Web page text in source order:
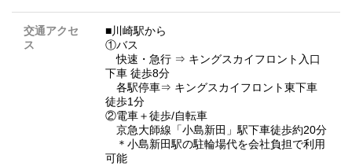
交通アクセ
ス
■川崎駅から
①バス
快速・急行 ⇒ キングスカイフロント入口
下車 徒歩8分
各駅停車⇒ キングスカイフロント東下車
徒歩1分
②電車＋徒歩/自転車
京急大師線「小島新田」駅下車徒歩約20分
＊小島新田駅の駐輪場代を会社負担で利用
可能